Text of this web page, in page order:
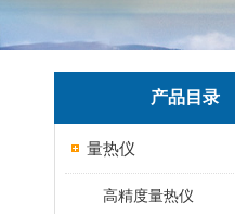
产品目录
量热仪
高精度量热仪